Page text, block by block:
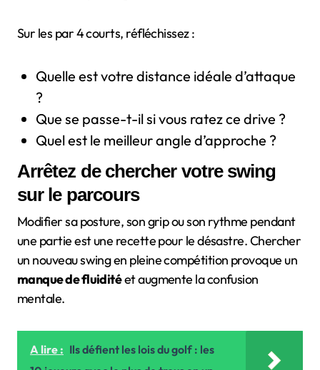
Sur les par 4 courts, réfléchissez :
Quelle est votre distance idéale d’attaque
?
Que se passe-t-il si vous ratez ce drive ?
Quel est le meilleur angle d’approche ?
Arrêtez de chercher votre swing
sur le parcours
Modifier sa posture, son grip ou son rythme pendant
une partie est une recette pour le désastre. Chercher
un nouveau swing en pleine compétition provoque un
manque de fluiditéet augmente la confusion
mentale.
A lire : Ils défient les lois du golf : les